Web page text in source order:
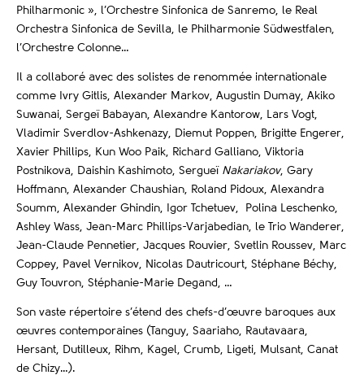
Philharmonic », l’Orchestre Sinfonica de Sanremo, le Real
Orchestra Sinfonica de Sevilla, le Philharmonie Südwestfalen,
l’Orchestre Colonne…
Il a collaboré avec des solistes de renommée internationale
comme Ivry Gitlis, Alexander Markov, Augustin Dumay, Akiko
Suwanai, Sergeï Babayan, Alexandre Kantorow, Lars Vogt,
Vladimir Sverdlov-Ashkenazy, Diemut Poppen, Brigitte Engerer,
Xavier Phillips, Kun Woo Paik, Richard Galliano, Viktoria
Postnikova, Daishin Kashimoto, Sergueï Nakariakov, Gary
Hoffmann, Alexander Chaushian, Roland Pidoux, Alexandra
Soumm, Alexander Ghindin, Igor Tchetuev, Polina Leschenko,
Ashley Wass, Jean-Marc Phillips-Varjabedian, le Trio Wanderer,
Jean-Claude Pennetier, Jacques Rouvier, Svetlin Roussev, Marc
Coppey, Pavel Vernikov, Nicolas Dautricourt, Stéphane Béchy,
Guy Touvron, Stéphanie-Marie Degand, …
Son vaste répertoire s’étend des chefs-d’œuvre baroques aux
œuvres contemporaines (Tanguy, Saariaho, Rautavaara,
Hersant, Dutilleux, Rihm, Kagel, Crumb, Ligeti, Mulsant, Canat
de Chizy…).